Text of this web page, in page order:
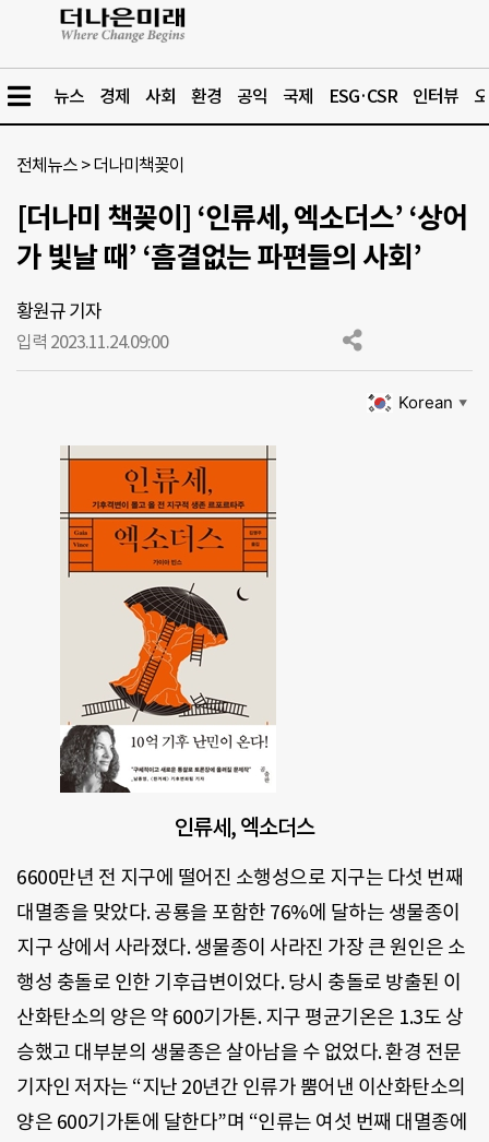
뉴스 경제 사회 환경 공익 국제 ESG·CSR 인터뷰
전체뉴스 >더나미책꽂이
[더나미 책꽂이] ‘인류세, 엑소더스’ ‘상어
가 빛날 때’ ‘흠결없는 파편들의 사회’
황원규 기자
입력 2023.11.24.09:00
Korean ▼
인류세, 엑소더스
6600만년 전 지구에 떨어진 소행성으로 지구는 다섯 번째
대멸종을 맞았다. 공룡을 포함한 76%에 달하는 생물종이
지구 상에서 사라졌다. 생물종이 사라진 가장 큰 원인은 소
행성 충돌로 인한 기후급변이었다. 당시 충돌로 방출된 이
산화탄소의 양은 약 600기가톤. 지구 평균기온은 1.3도 상
승했고 대부분의 생물종은 살아남을 수 없었다. 환경 전문
기자인 저자는 “지난 20년간 인류가 뿜어낸 이산화탄소의
양은 600기가톤에 달한다”며 “인류는 여섯 번째 대멸종에